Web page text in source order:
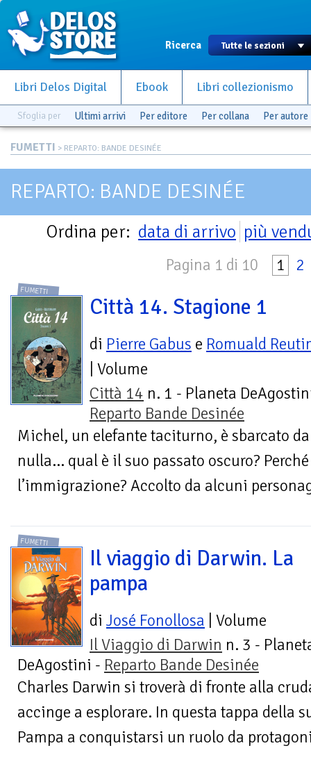
Ricerca
Libri Delos Digital Ebook Libri collezionismo
Sfoglia per Ultimi arrivi Per editore Per collana Per autore
FUMETTI > REPARTO: BANDE DESINÉE
REPARTO: BANDE DESINÉE
Ordina per: data di arrivo più
Pagina 1 di 10 1 2
FUMETTI
Città 14. Stagione 1
di Pierre Gabus e Romuald
| Volume
Città 14 n. 1 - Planeta
Reparto Bande Desinée
Michel, un elefante taciturno, è sbarcato
nulla… qual è il suo passato oscuro?
l’immigrazione? Accolto da alcuni
FUMETTI
Il viaggio di Darwin. La
pampa
di José Fonollosa | Volume
Il Viaggio di Darwin n. 3 -
DeAgostini - Reparto Bande Desinée
Charles Darwin si troverà di fronte alla
accinge a esplorare. In questa tappa della
Pampa a conquistarsi un ruolo da